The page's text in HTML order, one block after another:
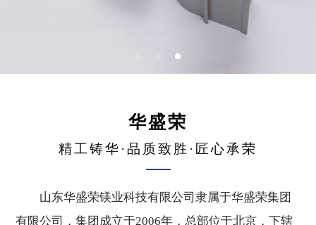
华盛荣
精工铸华·品质致胜·匠心承荣
山东华盛荣镁业科技有限公司隶属于华盛荣集团
有限公司，集团成立于2006年，总部位于北京，下辖